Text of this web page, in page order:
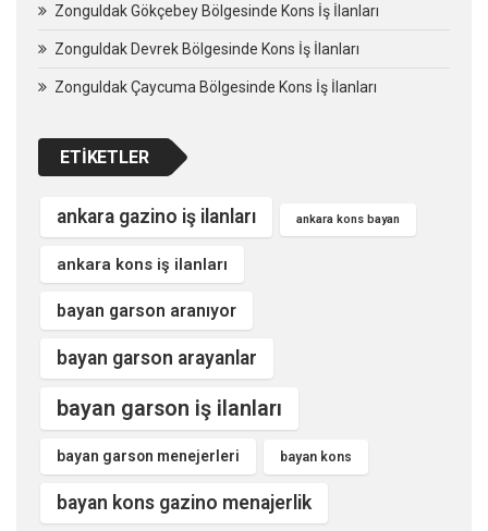
Zonguldak Gökçebey Bölgesinde Kons İş İlanları
Zonguldak Devrek Bölgesinde Kons İş İlanları
Zonguldak Çaycuma Bölgesinde Kons İş İlanları
ETIKETLER
ankara gazino iş ilanları ankara kons bayan
ankara kons iş ilanları
bayan garson aranıyor
bayan garson arayanlar
bayan garson iş ilanları
bayan garson menejerleri bayan kons
bayan kons gazino menajerlik